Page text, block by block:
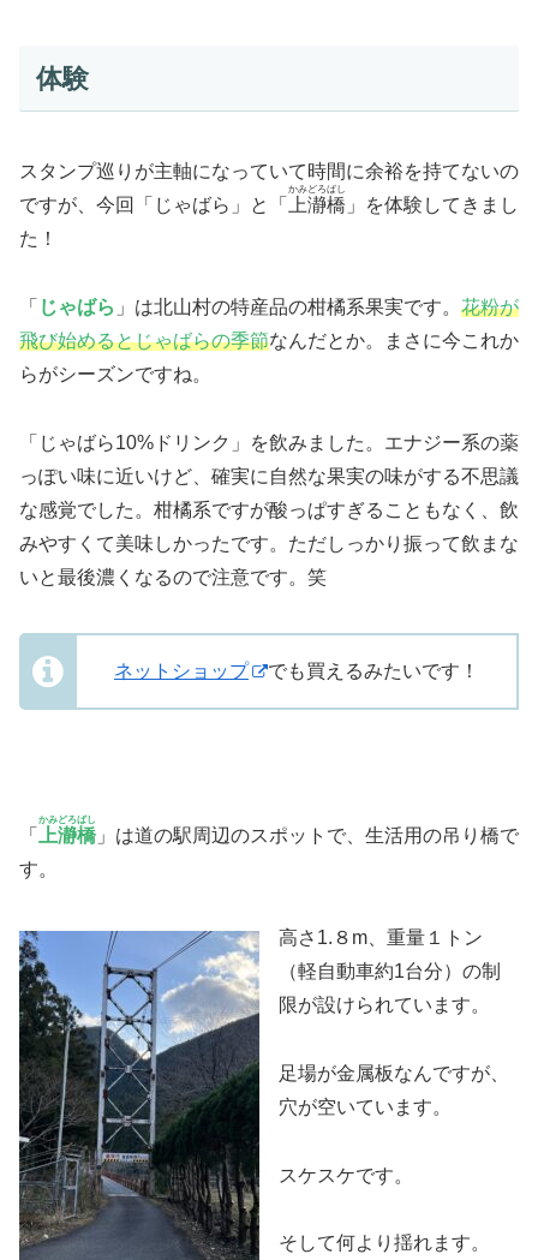
体験
スタンプ巡りが主軸になっていて時間に余裕を持てないの
ですが、今回「じゃばら」と「
上瀞橋
かみどろばし
」を体験してきまし
た！
「 じゃばら 」は北山村の特産品の柑橘系果実です。 花粉が
飛び始めるとじゃばらの季節なんだとか。まさに今これか
らがシーズンですね。
「じゃばら10%ドリンク」を飲みました。エナジー系の薬
っぽい味に近いけど、確実に自然な果実の味がする不思議
な感覚でした。柑橘系ですが酸っぱすぎることもなく、飲
みやすくて美味しかったです。ただしっかり振って飲まな
いと最後濃くなるので注意です。笑
ネットショップ でも買えるみたいです！
「 上瀞橋
かみどろばし
」は道の駅周辺のスポットで、生活用の吊り橋で
す。
高さ1.８m、重量１トン
（軽自動車約1台分）の制
限が設けられています。
足場が金属板なんですが、
穴が空いています。
スケスケです。
そして何より揺れます。